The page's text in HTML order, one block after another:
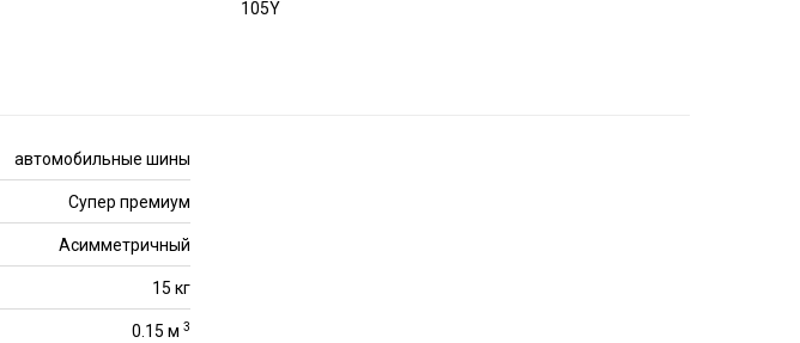
105Y
автомобильные шины
Супер премиум
Асимметричный
15 кг
0.15 м 3